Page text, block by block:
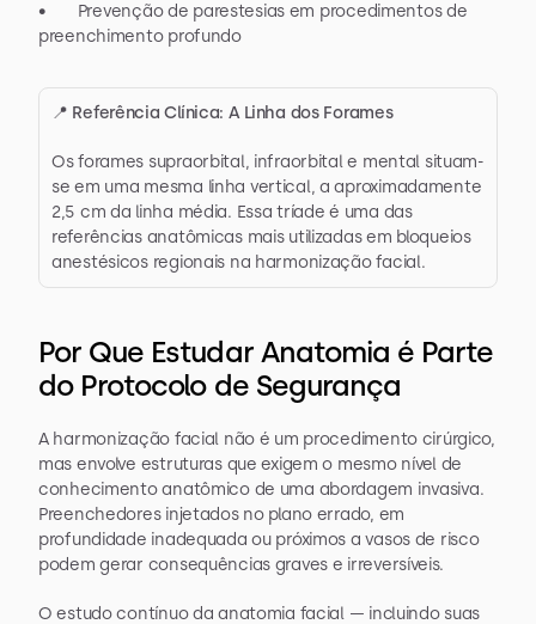
•       Prevenção de parestesias em procedimentos de
preenchimento profundo
📍 Referência Clínica: A Linha dos Forames
Os forames supraorbital, infraorbital e mental situam-
se em uma mesma linha vertical, a aproximadamente
2,5 cm da linha média. Essa tríade é uma das
referências anatômicas mais utilizadas em bloqueios
anestésicos regionais na harmonização facial.
Por Que Estudar Anatomia é Parte
do Protocolo de Segurança
A harmonização facial não é um procedimento cirúrgico,
mas envolve estruturas que exigem o mesmo nível de
conhecimento anatômico de uma abordagem invasiva.
Preenchedores injetados no plano errado, em
profundidade inadequada ou próximos a vasos de risco
podem gerar consequências graves e irreversíveis.
O estudo contínuo da anatomia facial — incluindo suas